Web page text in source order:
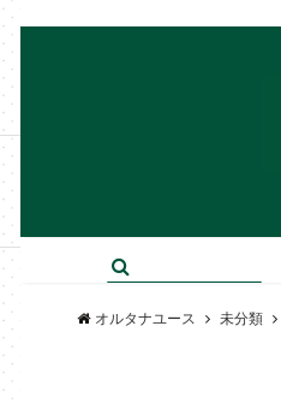
オルタナユース 未分類